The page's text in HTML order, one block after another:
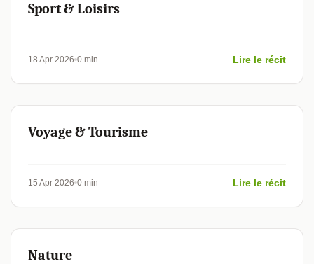
Sport & Loisirs
18 Apr 2026 0 min Lire le récit
Voyage & Tourisme
15 Apr 2026 0 min Lire le récit
Nature